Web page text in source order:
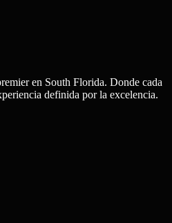
en South Florida. Donde cada
definida por la excelencia.